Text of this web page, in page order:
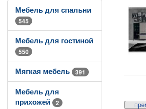
Мебель для спальни
545
Мебель для гостиной
550
Мягкая мебель 391
Мебель для
прихожей
2